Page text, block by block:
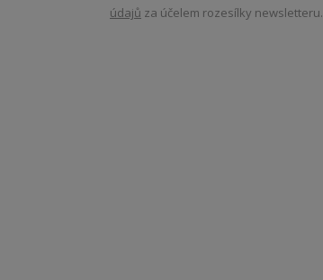
údajů za účelem rozesílky newsletteru.